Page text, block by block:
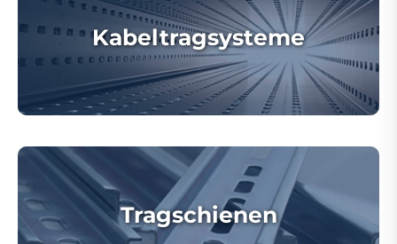
Kabeltragsysteme
Tragschienen